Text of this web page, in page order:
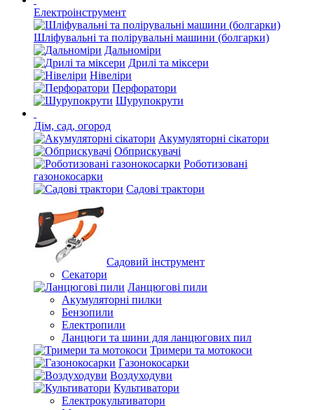
Електроінструмент
Шліфувальні та полірувальні машини (болгарки)
Дальноміри
Дрилі та міксери
Нівеліри
Перфоратори
Шурупокрути
Дім, сад, огород
Акумуляторні сікатори
Обприскувачі
Роботизовані
газонокосарки
Садові трактори
Садовий інструмент
Секатори
Ланцюгові пили
Акумуляторні пилки
Бензопили
Електропили
Ланцюги та шини для ланцюгових пил
Тримери та мотокоси
Газонокосарки
Воздуходуви
Культиватори
Електрокультиватори